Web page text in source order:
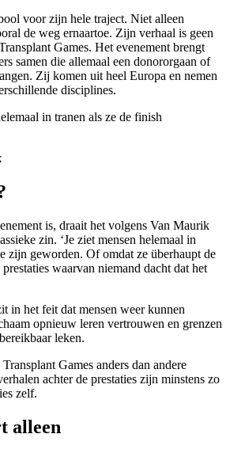
voor zijn hele traject. Niet alleen
de weg ernaartoe. Zijn verhaal is geen
Games. Het evenement brengt
samen die allemaal een donororgaan of
Zij komen uit heel Europa en nemen
disciplines.
in tranen als ze de finish
is, draait het volgens Van Maurik
zin. ‘Je ziet mensen helemaal in
zijn geworden. Of omdat ze überhaupt de
waarvan niemand dacht dat het
in het feit dat mensen weer kunnen
opnieuw leren vertrouwen en grenzen
leken.
Games anders dan andere
achter de prestaties zijn minstens zo
zelf.
alleen